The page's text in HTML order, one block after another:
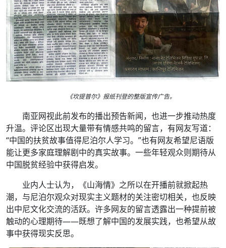
《坎提普尔》报纸刊登的整版宣传广告。
南亚网视此前发布的播出预告新闻，也进一步推动热度
升温。评论区出现大量带有情感共鸣的留言，有网友写道：
“中国的扶贫故事值得尼泊尔人学习。”也有网友希望尼语版
能让更多家庭理解剧中的真实故事。一些年轻观众则期待从
中国脱贫经验中获得启发。
业内人士认为，《山海情》之所以在开播前就掀起热
潮，与尼泊尔观众对现实主义题材的关注密切相关，也反映
出中尼文化交流的活跃。许多网友的留言透露出一种提前被
触动的心理期待——既想了解中国的发展实践，也希望从故
事中获得现实反思。